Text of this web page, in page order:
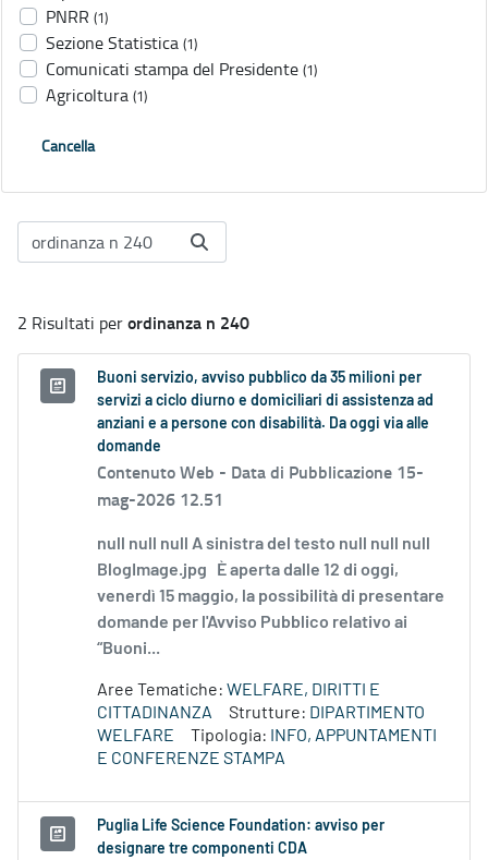
PNRR (1)
Sezione Statistica (1)
Comunicati stampa del Presidente (1)
Agricoltura (1)
Cancella
2 Risultati perordinanza n 240
Buoni servizio, avviso pubblico da 35 milioni per
servizi a ciclo diurno e domiciliari di assistenza ad
anziani e a persone con disabilità. Da oggi via alle
domande
Contenuto Web - Data di Pubblicazione 15-
mag-2026 12.51
null null null A sinistra del testo null null null
BlogImage.jpg È aperta dalle 12 di oggi,
venerdì 15 maggio, la possibilità di presentare
domande per l'Avviso Pubblico relativo ai
“Buoni...
Aree Tematiche: WELFARE, DIRITTI E
CITTADINANZA
Strutture: DIPARTIMENTO
WELFARE
Tipologia:
INFO, APPUNTAMENTI
E CONFERENZE STAMPA
Puglia Life Science Foundation: avviso per
designare tre componenti CDA